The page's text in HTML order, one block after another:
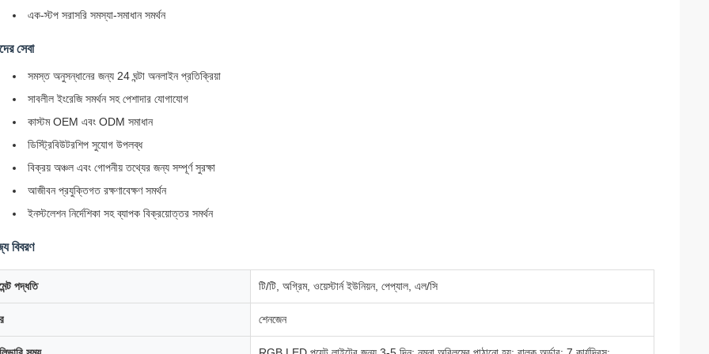
এক-স্টপ সরাসরি সমস্যা-সমাধান সমর্থন
সেবা
সমস্ত অনুসন্ধানের জন্য 24 ঘন্টা অনলাইন প্রতিক্রিয়া
সাবলীল ইংরেজি সমর্থন সহ পেশাদার যোগাযোগ
কাস্টম OEM এবং ODM সমাধান
ডিস্ট্রিবিউটরশিপ সুযোগ উপলব্ধ
বিক্রয় অঞ্চল এবং গোপনীয় তথ্যের জন্য সম্পূর্ণ সুরক্ষা
আজীবন প্রযুক্তিগত রক্ষণাবেক্ষণ সমর্থন
ইনস্টলেশন নির্দেশিকা সহ ব্যাপক বিক্রয়োত্তর সমর্থন
বিবরণ
পদ্ধতি টি/টি, অগ্রিম, ওয়েস্টার্ন ইউনিয়ন, পেপ্যাল, এল/সি
শেনজেন